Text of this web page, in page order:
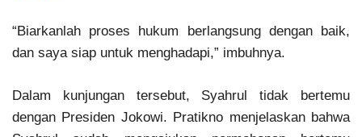
“Biarkanlah proses hukum berlangsung dengan baik,
dan saya siap untuk menghadapi,” imbuhnya.
Dalam kunjungan tersebut, Syahrul tidak bertemu
dengan Presiden Jokowi. Pratikno menjelaskan bahwa